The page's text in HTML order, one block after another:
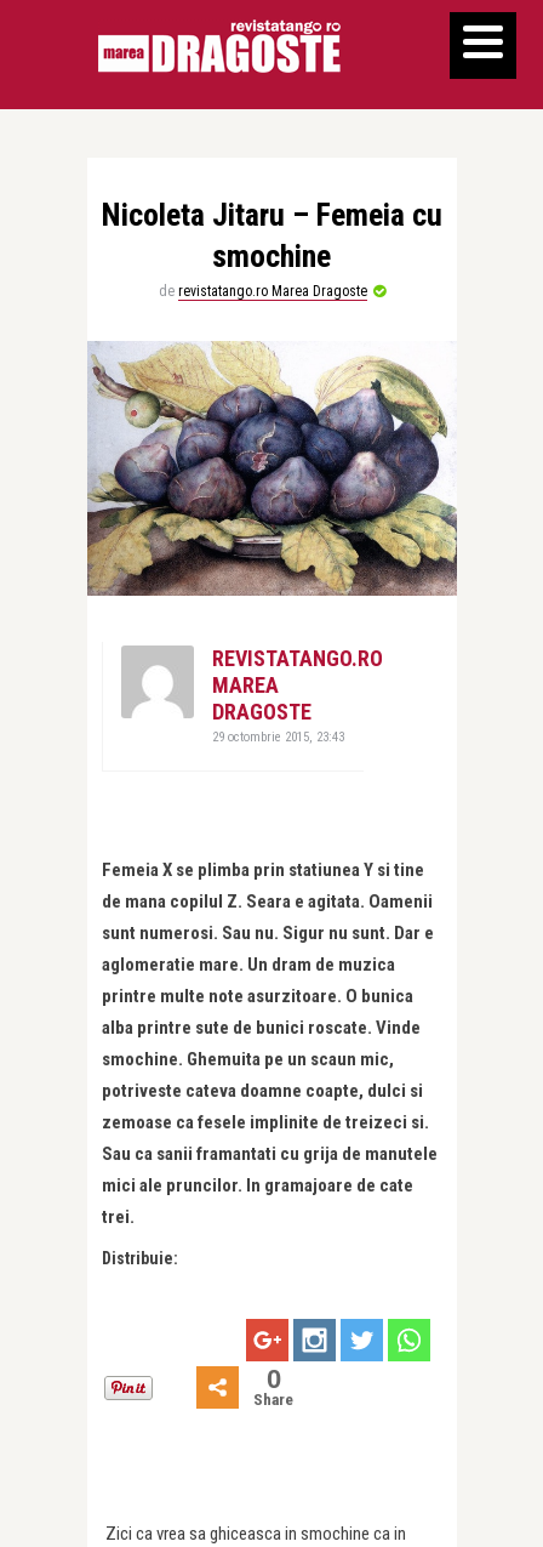
Nicoleta Jitaru – Femeia cu
smochine
de revistatango.ro Marea Dragoste
REVISTATANGO.RO
MAREA
DRAGOSTE
29 octombrie 2015, 23:43
Femeia X se plimba prin statiunea Y si tine
de mana copilul Z. Seara e agitata. Oamenii
sunt numerosi. Sau nu. Sigur nu sunt. Dar e
aglomeratie mare. Un dram de muzica
printre multe note asurzitoare. O bunica
alba printre sute de bunici roscate. Vinde
smochine. Ghemuita pe un scaun mic,
potriveste cateva doamne coapte, dulci si
zemoase ca fesele implinite de treizeci si.
Sau ca sanii framantati cu grija de manutele
mici ale pruncilor. In gramajoare de cate
trei.
Distribuie:
0
Share
Zici ca vrea sa ghiceasca in smochine ca in